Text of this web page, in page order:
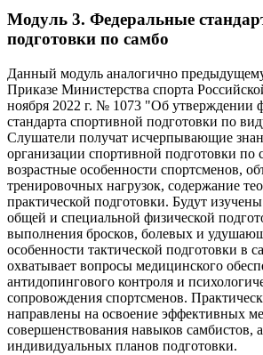
Модуль 3. Федеральные
подготовки по самбо
Данный модуль аналогично
Приказе Министерства спорта
ноября 2022 г. № 1073 "Об утверждении
стандарта спортивной подготовки по
Слушатели получат исчерпывающие
организации спортивной подготовки по
возрастные особенности спортсменов,
тренировочных нагрузок, содержание
практической подготовки. Будут
общей и специальной физической
выполнения бросков, болевых и
особенности тактической подготовки в
охватывает вопросы медицинского
антидопингового контроля и
сопровождения спортсменов.
направлены на освоение эффективных
совершенствования навыков самбистов,
индивидуальных планов подготовки.